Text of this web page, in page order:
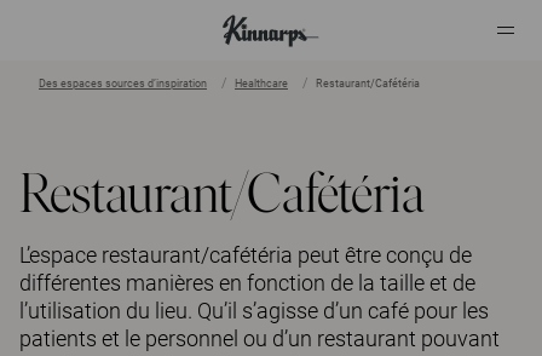
Des espaces sources d’inspiration Healthcare Restaurant/Cafétéria
Restaurant/Cafétéria
L’espace restaurant/cafétéria peut être conçu de
différentes manières en fonction de la taille et de
l’utilisation du lieu. Qu’il s’agisse d’un café pour les
patients et le personnel ou d’un restaurant pouvant